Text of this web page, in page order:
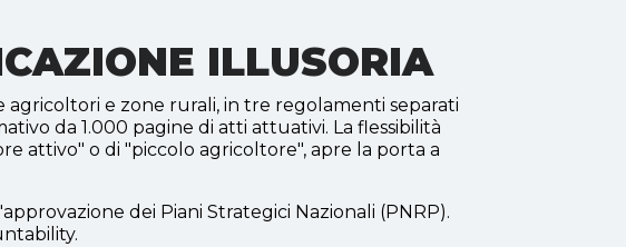
ILLUSORIA
agricoltori e zone rurali, in tre regolamenti separati
da 1.000 pagine di atti attuativi. La flessibilità
attivo" o di "piccolo agricoltore", apre la porta a
dei Piani Strategici Nazionali (PNRP).